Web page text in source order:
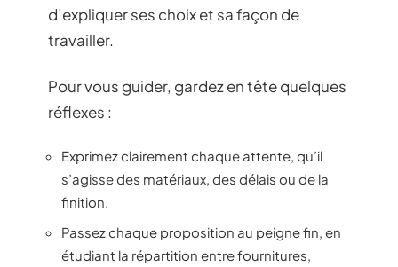
d’expliquer ses choix et sa façon de
travailler.
Pour vous guider, gardez en tête quelques
réflexes :
Exprimez clairement chaque attente, qu’il
s’agisse des matériaux, des délais ou de la
finition.
Passez chaque proposition au peigne fin, en
étudiant la répartition entre fournitures,